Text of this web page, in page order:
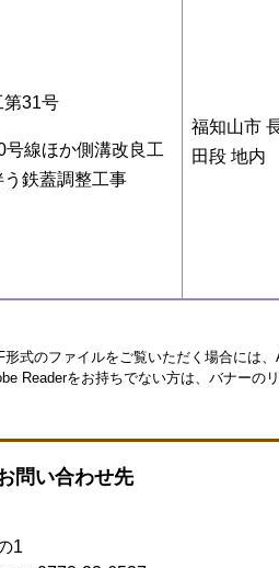
第31号
号線ほか側溝改良工
う鉄蓋調整工事
福知山市
田段 地内
形式のファイルをご覧いただく場合には
Readerをお持ちでない方は、バナーの
問い合わせ先
1